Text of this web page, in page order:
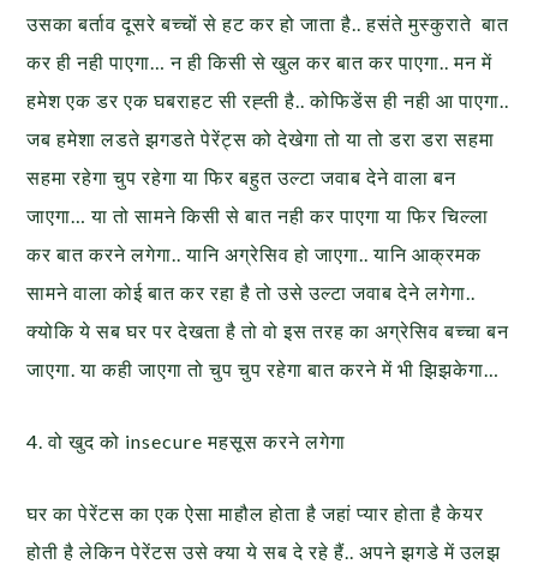
उसका बर्ताव दूसरे बच्चों से हट कर हो जाता है.. हसंते मुस्कुराते बात
कर ही नही पाएगा… न ही किसी से खुल कर बात कर पाएगा.. मन में
हमेश एक डर एक घबराहट सी रह्ती है.. कोफिडेंस ही नही आ पाएगा..
जब हमेशा लडते झगडते पेरेंट्स को देखेगा तो या तो डरा डरा सहमा
सहमा रहेगा चुप रहेगा या फिर बहुत उल्टा जवाब देने वाला बन
जाएगा… या तो सामने किसी से बात नही कर पाएगा या फिर चिल्ला
कर बात करने लगेगा.. यानि अग्रेसिव हो जाएगा.. यानि आक्रमक
सामने वाला कोई बात कर रहा है तो उसे उल्टा जवाब देने लगेगा..
क्योकि ये सब घर पर देखता है तो वो इस तरह का अग्रेसिव बच्चा बन
जाएगा. या कही जाएगा तो चुप चुप रहेगा बात करने में भी झिझकेगा…
4. वो खुद को insecure महसूस करने लगेगा
घर का पेरेंटस का एक ऐसा माहौल होता है जहां प्यार होता है केयर
होती है लेकिन पेरेंटस उसे क्या ये सब दे रहे हैं.. अपने झगडे में उलझ